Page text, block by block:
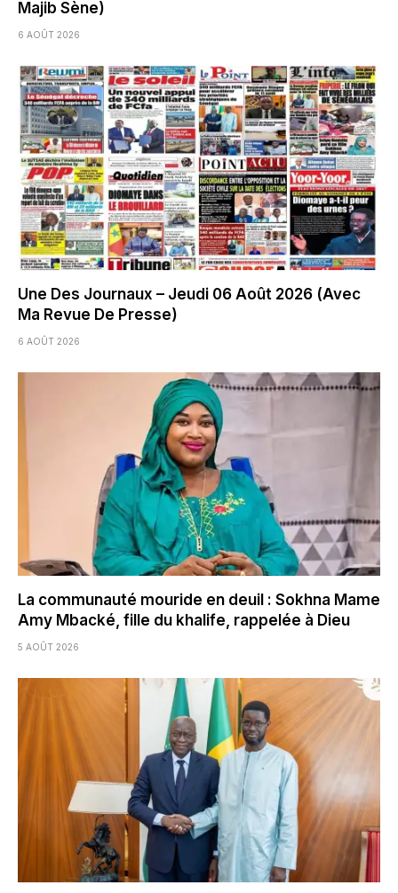
Majib Sène)
6 AOÛT 2026
Une Des Journaux – Jeudi 06 Août 2026 (Avec
Ma Revue De Presse)
6 AOÛT 2026
La communauté mouride en deuil : Sokhna Mame
Amy Mbacké, fille du khalife, rappelée à Dieu
5 AOÛT 2026